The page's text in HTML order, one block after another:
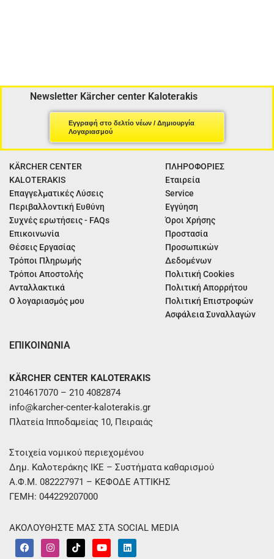
Newsletter Kärcher center Kaloterakis
Εγγραφή στο δελτίο νέων / Δημιουργία
Λογαριασμού
KÄRCHER CENTER
KALOTERAKIS
Επαγγελματικές Λύσεις
Περιβαλλοντική Ευθύνη
Συχνές ερωτήσεις - FAQs
Επικοινωνία
Θέσεις Εργασίας
Τρόποι Πληρωμής
Τρόποι Αποστολής
Ανταλλακτικά
Ο λογαριασμός μου
ΠΛΗΡΟΦΟΡΙΕΣ
Εταιρεία
Service
Εγγύηση
Όροι Χρήσης
Προστασία
Προσωπικών
Δεδομένων
Πολιτική Cookies
Πολιτική Απορρήτου
Πολιτική Επιστροφών
Ασφάλεια Συναλλαγών
ΕΠΙΚΟΙΝΩΝΙΑ
KÄRCHER CENTER KALOTERAKIS
2104617070 – 210 4082874
info@karcher-center-kaloterakis.gr
Πλατεία Ιπποδαμείας 10, Πειραιάς
Στοιχεία νομικού περιεχομένου
Δημ. Καλοτεράκης ΙΚΕ – Συστήματα καθαρισμού
Α.Φ.Μ. 082227971 – ΚΕΦΟΔΕ ΑΤΤΙΚΗΣ
ΓΕΜΗ: 044229207000
ΑΚΟΛΟΥΘΗΣΤΕ ΜΑΣ ΣΤΑ SOCIAL MEDIA
F
a
I
n
T
i
Y
o
L
i